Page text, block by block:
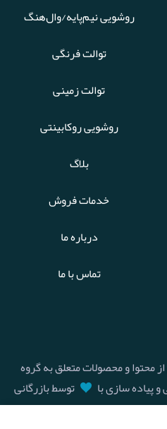
روشویی نیم‌پایه/وال‌هنگ
توالت فرنگی
توالت زمینی
روشویی روکابینتی
بلاگ
خدمات فروش
درباره ما
تماس با ما
محتوا و محصولات متعلق به گروه
پیاده سازی با
توسط بازرگانی